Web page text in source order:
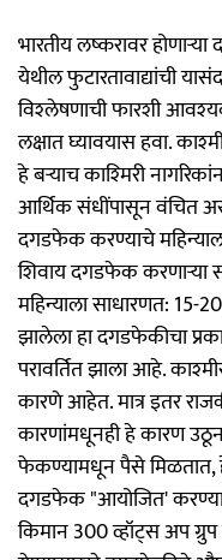
भारतीय लष्करावर
येथील फुटारतावाद्यांची
विश्‍लेषणाची फारशी
लक्षात घ्यावयास हवा.
हे बऱ्याच काश्‍मिरी
आर्थिक संधींपासून वंचित
दगडफेक करण्याचे
शिवाय दगडफेक करणाऱ्या
महिन्याला साधारणत: 15-
झालेला हा दगडफेकीचा
परावर्तित झाला आहे.
कारणे आहेत. मात्र इतर
कारणांमधूनही हे कारण
फेकण्यामधून पैसे मिळतात,
दगडफेक "आयोजित'
किमान 300 व्हॉट्‌स अप